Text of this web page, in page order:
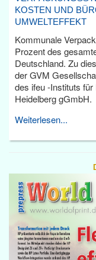
KOSTEN UND
UMWELTEFFEKT
Kommunale
Prozent des
Deutschland. Zu
der GVM
des ifeu -Instituts
Heidelberg gGmbH.
Weiterlesen...